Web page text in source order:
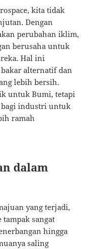
kita tidak
Dengan
perubahan iklim,
berusaha untuk
Hal ini
alternatif dan
lebih bersih.
untuk Bumi, tetapi
bagi industri untuk
ramah
dalam
yang terjadi,
tampak sangat
hingga
saling